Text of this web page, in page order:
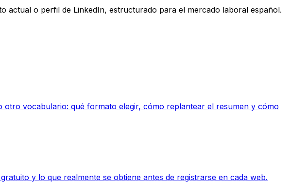
actual o perfil de LinkedIn, estructurado para el mercado laboral español.
vocabulario: qué formato elegir, cómo replantear el resumen y cómo
y lo que realmente se obtiene antes de registrarse en cada web.